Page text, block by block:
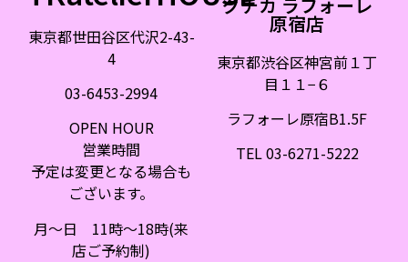
東京都世田谷区代沢2-43-
4
03-6453-2994
OPEN HOUR
営業時間
予定は変更となる場合も
ございます。
月〜日 11時〜18時(来
店ご予約制)
原宿店
東京都渋谷区神宮前１丁
目１１−６
ラフォーレ原宿B1.5F
TEL 03-6271-5222